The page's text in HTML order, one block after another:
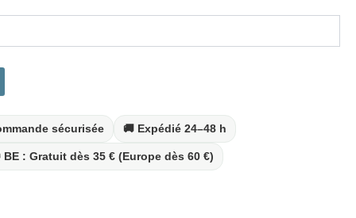
sécurisée 🚚 Expédié 24–48 h
BE : Gratuit dès 35 € (Europe dès 60 €)